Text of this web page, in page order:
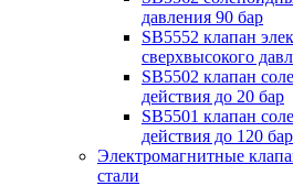
давления 90 бар
SB5552 клапан
сверхвысокого
SB5502 клапан
действия до 20 бар
SB5501 клапан
действия до 120 бар
Электромагнитные
стали